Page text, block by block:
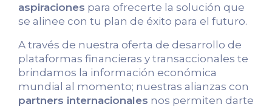
aspiraciones para ofrecerte la solución que
se alinee con tu plan de éxito para el futuro.
A través de nuestra oferta de desarrollo de
plataformas financieras y transaccionales te
brindamos la información económica
mundial al momento; nuestras alianzas con
partners internacionales nos permiten darte